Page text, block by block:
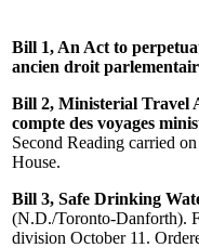
Bill 1, An Act to
ancien droit
Bill 2, Ministerial Travel
compte des voyages
Second Reading carried
House.
Bill 3, Safe Drinking
(N.D./Toronto-Danforth).
division October 11.